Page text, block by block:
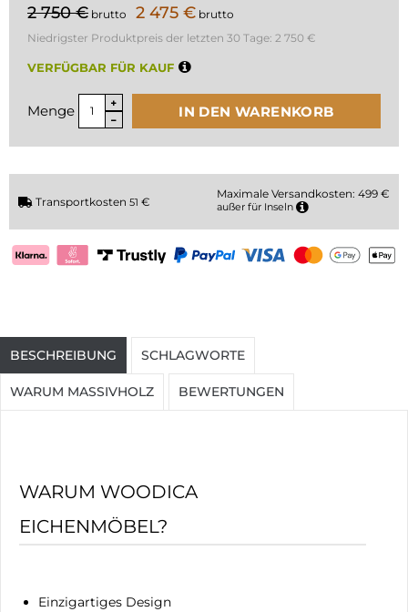
2 750 € brutto 2 475 € brutto
Niedrigster Produktpreis der letzten 30 Tage: 2 750 €
VERFÜGBAR FÜR KAUF
Menge IN DEN WARENKORB
Transportkosten 51 €
Maximale Versandkosten: 499 €
außer für Inseln
BESCHREIBUNG SCHLAGWORTE
WARUM MASSIVHOLZ BEWERTUNGEN
WARUM WOODICA
EICHENMÖBEL?
Einzigartiges Design